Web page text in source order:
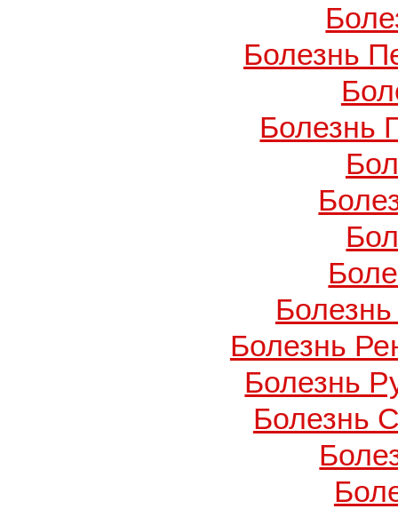
Болезнь
Болезнь
Болезнь
Болезнь
Болезнь